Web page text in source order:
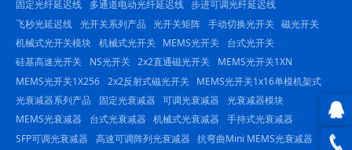
QQ在
固定光纤延迟线
多通道电动光纤延迟线 步进可调光纤延迟线
飞秒光延迟线 光开关系列产品 光开关矩阵 手动切换光开关 磁光开关
机械式光开关模块 机械式光开关 MEMS光开关
台式光开关
硅基高速光开关
NS光开关 2x2直通磁光开关
MEMS光开关1XN
MEMS光开关1X256 2x2反射式磁光开关
MEMS光开关1x16单模机架式
光衰减器系列产品
固定光衰减器 可调光衰减器
光衰减器模块
MEMS光衰减器
台式光衰减器 机械式光衰减器
手持式光衰减器
SFP可调光衰减器
高速可调阵列光衰减器 抗弯曲Mini MEMS光衰减器